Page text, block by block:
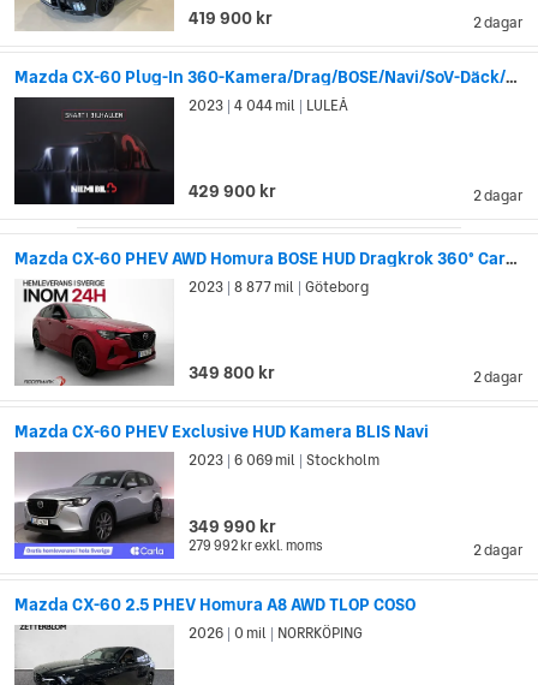
med Ford, där Mazdas designer och plattformar blev grunden
till många av Fords bilmodeller, särskilt i Asien. Mazda Familias
plattform användes till exempel som grund till Fords Laser och
Escort, och arkitekturen i Mazda Capella återanvändes på
många sätt i Fords sportbilar Telstar och Probe.
2 dagar
419 900 kr
Mazda CX-60 Plug-In 360-Kamera/Drag/BOSE/Navi/SoV-Däck/El-Bagage
2 dagar
2023 4 044 mil LULEÅ
429 900 kr
Mazda CX-60 PHEV AWD Homura BOSE HUD Dragkrok 360° CarPlay
2 dagar
2023 8 877 mil Göteborg
349 800 kr
Mazda CX-60 PHEV Exclusive HUD Kamera BLIS Navi
2 dagar
2023 6 069 mil Stockholm
349 990 kr
279 992 krexkl. moms
Mazda CX-60 2.5 PHEV Homura A8 AWD TLOP COSO
2026 0 mil NORRKÖPING